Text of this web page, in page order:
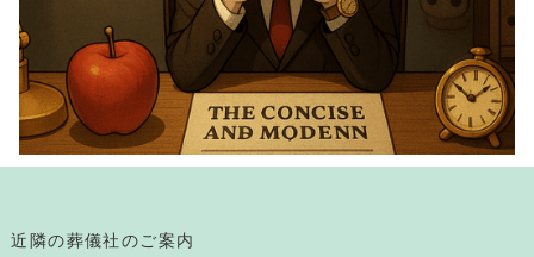
近隣の葬儀社のご案内